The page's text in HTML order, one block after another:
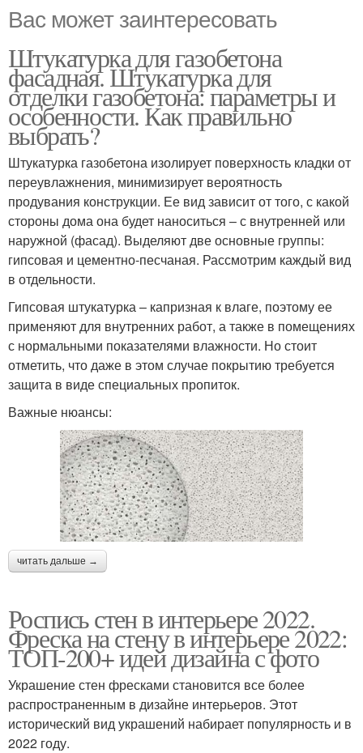
Вас может заинтересовать
Штукатурка для газобетона
фасадная. Штукатурка для
отделки газобетона: параметры и
особенности. Как правильно
выбрать?
Штукатурка газобетона изолирует поверхность кладки от
переувлажнения, минимизирует вероятность
продувания конструкции. Ее вид зависит от того, с какой
стороны дома она будет наноситься – с внутренней или
наружной (фасад). Выделяют две основные группы:
гипсовая и цементно-песчаная. Рассмотрим каждый вид
в отдельности.
Гипсовая штукатурка – капризная к влаге, поэтому ее
применяют для внутренних работ, а также в помещениях
с нормальными показателями влажности. Но стоит
отметить, что даже в этом случае покрытию требуется
защита в виде специальных пропиток.
Важные нюансы:
читать дальше →
Роспись стен в интерьере 2022.
Фреска на стену в интерьере 2022:
ТОП-200+ идей дизайна с фото
Украшение стен фресками становится все более
распространенным в дизайне интерьеров. Этот
исторический вид украшений набирает популярность и в
2022 году.